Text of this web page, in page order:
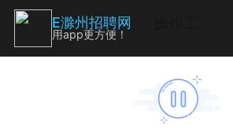
E滁州招聘网
用app更方便！